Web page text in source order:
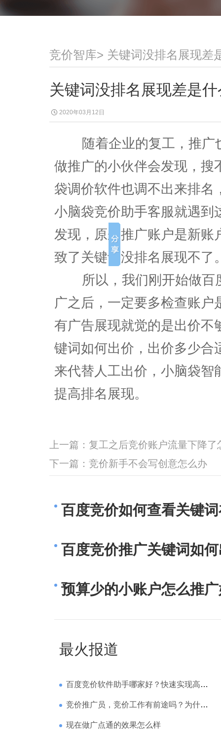
竞价智库> 关键词没排名展现差
关键词没排名展现差是
2020年03月12日
随着企业的复工，推广
做推广的小伙伴会发现，搜
袋调价软件也调不出来排名
小脑袋竞价助手客服就遇到
发现，原来推广账户是新账
致了关键词没排名展现不了
所以，我们刚开始做百
广之后，一定要多检查账
有广告展现就觉的是出价不
键词如何出价，出价多少合
来代替人工出价，小脑袋智
提高排名展现。
上一篇： 复工之后竞价账户流量下降了
下一篇： 竞价新手不会写创意怎么办
百度竞价如何查看关键
百度竞价推广关键词如
预算少的小账户怎么推
最火报道
百度竞价软件助手哪家好？快速实现高回报哪家强？
竞价推广员，竞价工作有前途吗？为什么待遇那么高
现在做广点通的效果怎么样